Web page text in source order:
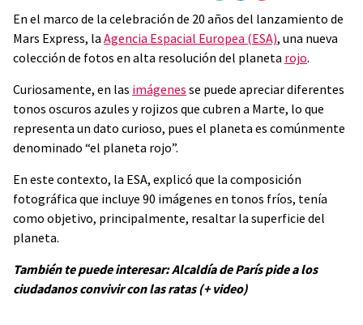
En el marco de la celebración de 20 años del lanzamiento de
Mars Express, la Agencia Espacial Europea (ESA), una nueva
colección de fotos en alta resolución del planeta rojo.
Curiosamente, en las imágenes se puede apreciar diferentes
tonos oscuros azules y rojizos que cubren a Marte, lo que
representa un dato curioso, pues el planeta es comúnmente
denominado “el planeta rojo”.
En este contexto, la ESA, explicó que la composición
fotográfica que incluye 90 imágenes en tonos fríos, tenía
como objetivo, principalmente, resaltar la superficie del
planeta.
También te puede interesar: Alcaldía de París pide a los
ciudadanos convivir con las ratas (+ video)